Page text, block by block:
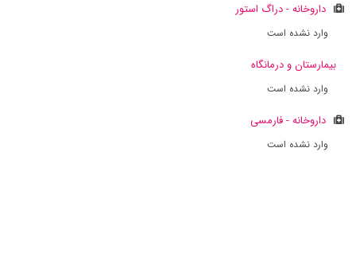
داروخانه - دراگ استور
وارد نشده است
بیمارستان و درمانگاه
وارد نشده است
داروخانه - فارمسی
وارد نشده است